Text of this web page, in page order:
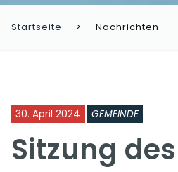
Startseite Nachrichten
30. April 2024 GEMEINDE
Sitzung